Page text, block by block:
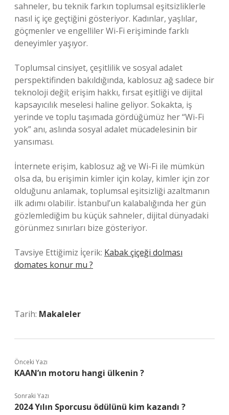
sahneler, bu teknik farkın toplumsal eşitsizliklerle
nasıl iç içe geçtiğini gösteriyor. Kadınlar, yaşlılar,
göçmenler ve engelliler Wi-Fi erişiminde farklı
deneyimler yaşıyor.
Toplumsal cinsiyet, çeşitlilik ve sosyal adalet
perspektifinden bakıldığında, kablosuz ağ sadece bir
teknoloji değil; erişim hakkı, fırsat eşitliği ve dijital
kapsayıcılık meselesi haline geliyor. Sokakta, iş
yerinde ve toplu taşımada gördüğümüz her “Wi-Fi
yok” anı, aslında sosyal adalet mücadelesinin bir
yansıması.
İnternete erişim, kablosuz ağ ve Wi-Fi ile mümkün
olsa da, bu erişimin kimler için kolay, kimler için zor
olduğunu anlamak, toplumsal eşitsizliği azaltmanın
ilk adımı olabilir. İstanbul’un kalabalığında her gün
gözlemlediğim bu küçük sahneler, dijital dünyadaki
görünmez sınırları bize gösteriyor.
Tavsiye Ettiğimiz İçerik: Kabak çiçeği dolması
domates konur mu ?
Tarih: Makaleler
Önceki Yazı
KAAN’ın motoru hangi ülkenin ?
Sonraki Yazı
2024 Yılın Sporcusu ödülünü kim kazandı ?